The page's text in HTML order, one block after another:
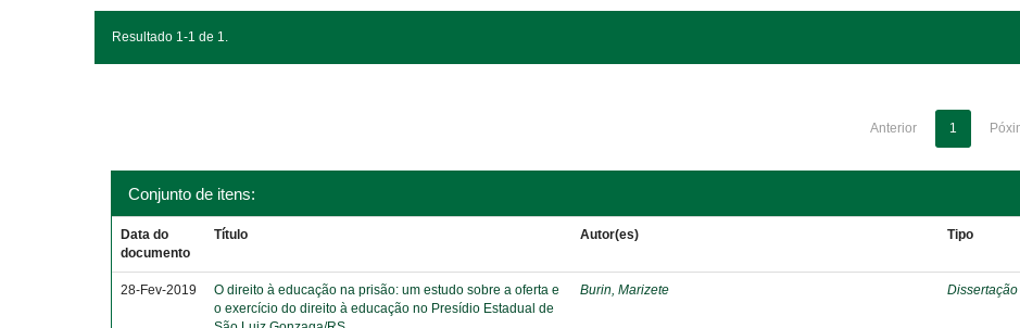
Resultado 1-1 de 1.
Anterior 1
Conjunto de itens:
Data do
documento
Título Autor(es) Tipo
28-Fev-2019
O direito à educação na prisão: um estudo sobre a oferta e
o exercício do direito à educação no Presídio Estadual de
Burin, Marizete Dissertação